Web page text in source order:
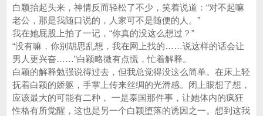
白颖抬起头来，神情反而轻松了不少，笑着说道：“对不起嘛
老公，那是我随口说的，人家可不是随便的人。”
我在她屁股上拍了一记，“你真的没这么想过？”
“没有嘛，你别胡思乱想，我在网上找的……说这样的话会让
男人更兴奋……”白颖略微有点慌，忙着解释。
白颖的解释勉强说得过去，但我总觉得没这么简单。在床上轻
抚着白颖的娇躯，手掌上传来丝绸的光滑感。闭上眼想了想，
应该最大的可能有二种， 一是泰国那件事，让她体内的疯狂
性格有所觉醒，这也是另一个白颖堕落的诱因之一。想到这我